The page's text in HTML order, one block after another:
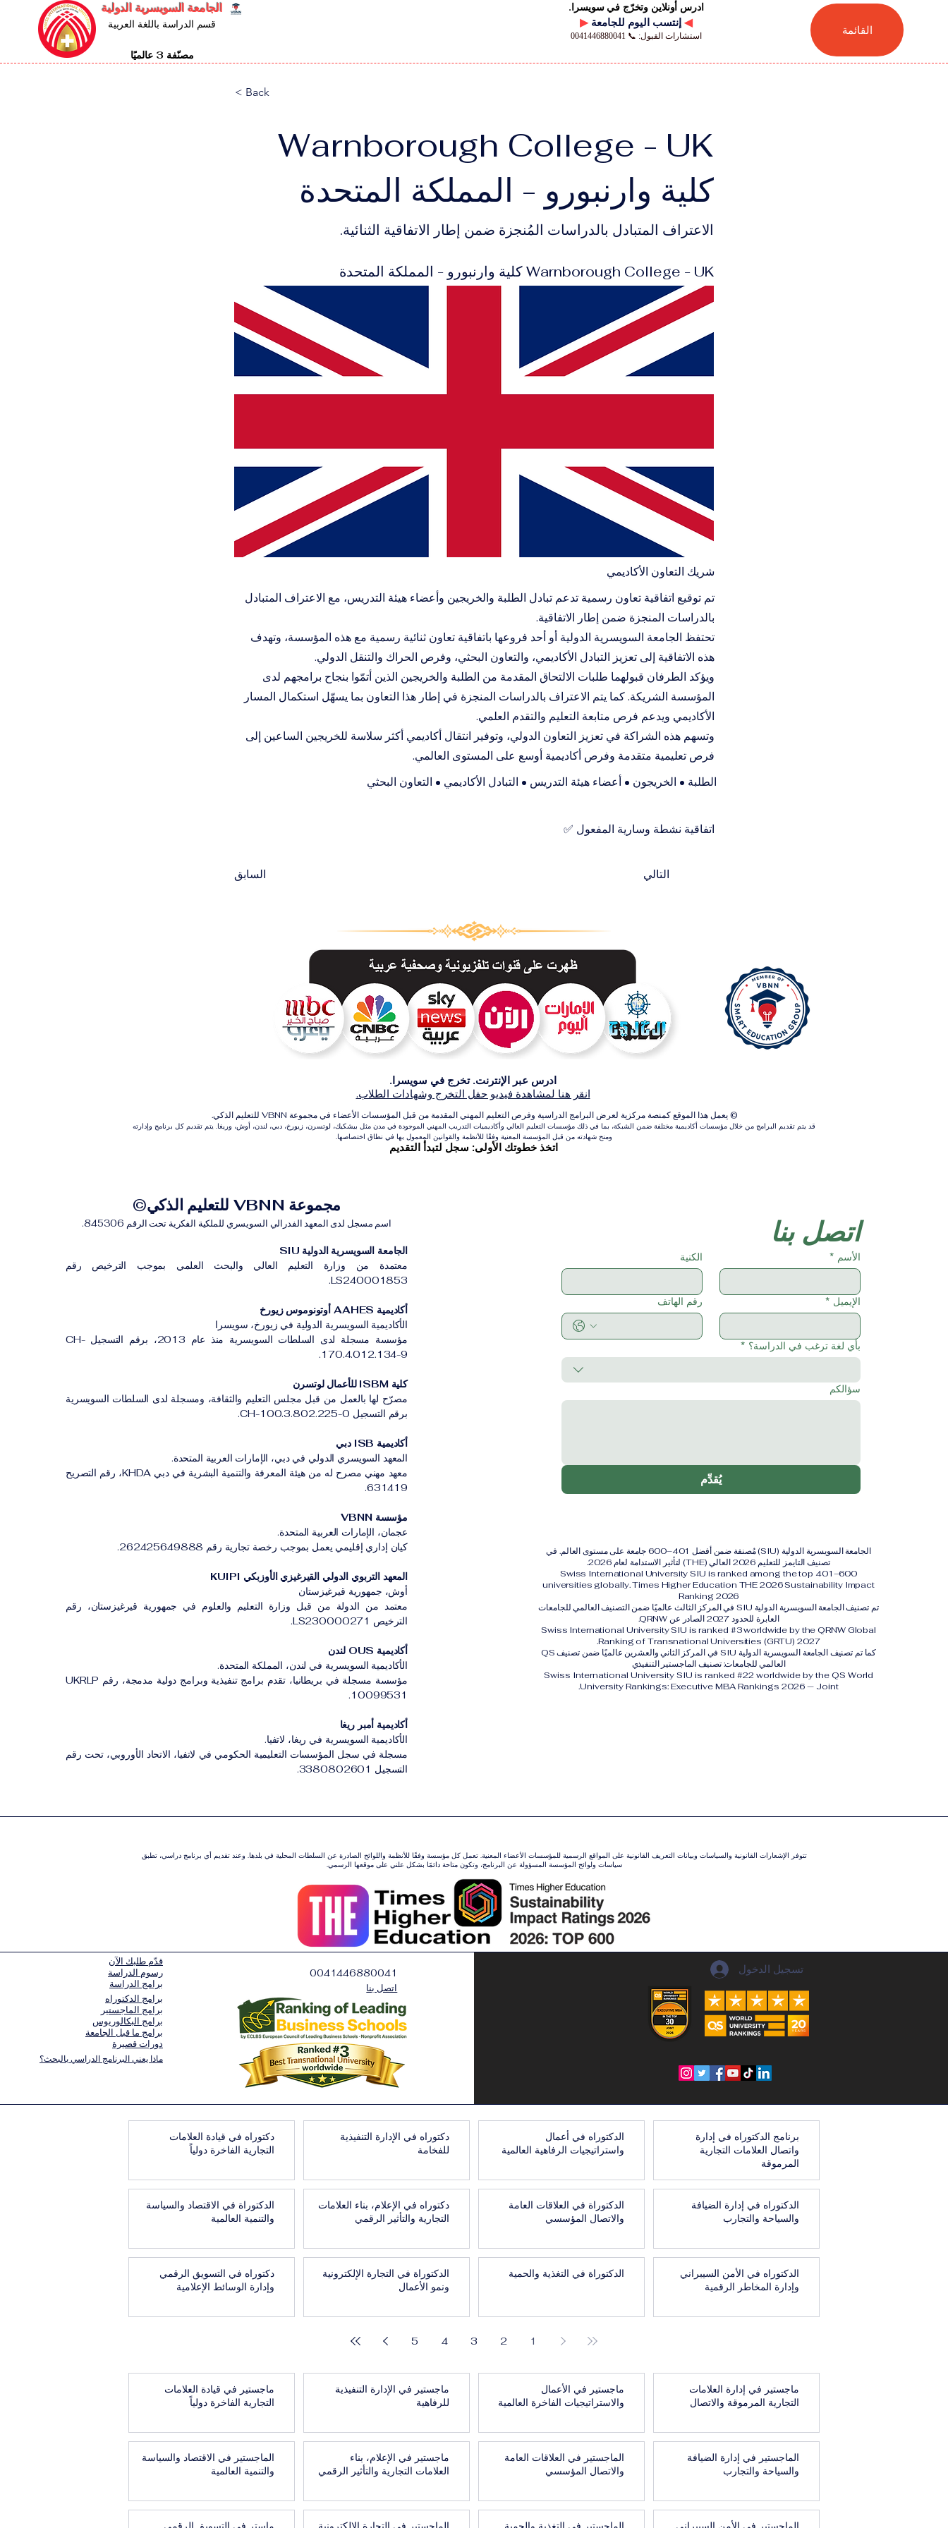
الجامعة السويسرية الدولية
قسم الدراسة باللغة العربية
مصنّفة 3 عالميًا
ادرس أونلاين وتخرّج في سويسرا.
▶ ◀
استشارات القبول: 📞 0041446880041 القائمة
< Back
Warnborough College - UK
كلية وارنبورو - المملكة المتحدة
الاعتراف المتبادل بالدراسات المُنجزة ضمن إطار الاتفاقية الثنائية.
Warnborough College - UK كلية وارنبورو - المملكة المتحدة
شريك التعاون الأكاديمي
تم توقيع اتفاقية تعاون رسمية تدعم تبادل الطلبة والخريجين وأعضاء هيئة التدريس، مع الاعتراف المتبادل
بالدراسات المنجزة ضمن إطار الاتفاقية.
تحتفظ الجامعة السويسرية الدولية أو أحد فروعها باتفاقية تعاون ثنائية رسمية مع هذه المؤسسة، وتهدف
هذه الاتفاقية إلى تعزيز التبادل الأكاديمي، والتعاون البحثي، وفرص الحراك والتنقل الدولي.
ويؤكد الطرفان قبولهما طلبات الالتحاق المقدمة من الطلبة والخريجين الذين أتمّوا بنجاح برامجهم لدى
المؤسسة الشريكة. كما يتم الاعتراف بالدراسات المنجزة في إطار هذا التعاون بما يسهّل استكمال المسار
الأكاديمي ويدعم فرص متابعة التعليم والتقدم العلمي.
وتسهم هذه الشراكة في تعزيز التعاون الدولي، وتوفير انتقال أكاديمي أكثر سلاسة للخريجين الساعين إلى
فرص تعليمية متقدمة وفرص أكاديمية أوسع على المستوى العالمي.
الطلبة • الخريجون • أعضاء هيئة التدريس • التبادل الأكاديمي • التعاون البحثي
اتفاقية نشطة وسارية المفعول ✅
السابق التالي
ادرس عبر الإنترنت. تخرج في سويسرا.
انقر هنا لمشاهدة فيديو حفل التخرج وشهادات الطلاب.
© يعمل هذا الموقع كمنصة مركزية لعرض البرامج الدراسية وفرص التعليم المهني المقدمة من قبل المؤسسات الأعضاء في مجموعة VBNN للتعليم الذكي.
قد يتم تقديم البرامج من خلال مؤسسات أكاديمية مختلفة ضمن الشبكة، بما في ذلك مؤسسات التعليم العالي وأكاديميات التدريب المهني الموجودة في مدن مثل بيشكيك، لوتسرن، زيورخ، دبي، لندن، أوش، وريغا. يتم تقديم كل برنامج وإدارته
ومنح شهادته من قبل المؤسسة المعنية وفقًا للأنظمة والقوانين المعمول بها في نطاق اختصاصها.
اتخذ خطوتك الأولى: سجل لتبدأ التقديم
مجموعة VBNN للتعليم الذكي©
اسم مسجل لدى المعهد الفدرالي السويسري للملكية الفكرية تحت الرقم 845306.
الجامعة السويسرية الدولية SIU
معتمدة من وزارة التعليم العالي والبحث العلمي بموجب الترخيص رقم
LS240001853.
أكاديمية AAHES أوتونوموس زيورخ
الأكاديمية السويسرية الدولية في زيورخ، سويسرا
مؤسسة مسجلة لدى السلطات السويسرية منذ عام 2013، برقم التسجيل CH-
170.4.012.134-9.
كلية ISBM للأعمال لوتسرن
مصرّح لها بالعمل من قبل مجلس التعليم والثقافة، ومسجلة لدى السلطات السويسرية
برقم التسجيل CH-100.3.802.225-0.
أكاديمية ISB دبي
المعهد السويسري الدولي في دبي، الإمارات العربية المتحدة.
معهد مهني مصرح له من هيئة المعرفة والتنمية البشرية في دبي KHDA، رقم التصريح
631419.
مؤسسة VBNN
عجمان، الإمارات العربية المتحدة.
كيان إداري إقليمي يعمل بموجب رخصة تجارية رقم 262425649888.
المعهد التربوي الدولي القيرغيزي الأوزبكي KUIPI
أوش، جمهورية قيرغيزستان
معتمد من الدولة من قبل وزارة التعليم والعلوم في جمهورية قيرغيزستان، رقم
الترخيص LS230000271.
أكاديمية OUS لندن
الأكاديمية السويسرية في لندن، المملكة المتحدة.
مؤسسة مسجلة في بريطانيا، تقدم برامج تنفيذية وبرامج دولية مدمجة، رقم UKRLP
10099531.
أكاديمية أمبر ريغا
الأكاديمية السويسرية في ريغا، لاتفيا.
مسجلة في سجل المؤسسات التعليمية الحكومي في لاتفيا، الاتحاد الأوروبي، تحت رقم
التسجيل 3380802601.
اتصل بنا
الأسم * الكنية
الإيميل * رقم الهاتف
بأي لغة ترغب في الدراسة؟ *
سؤالكم
يُقدِّم
الجامعة السويسرية الدولية (SIU) مُصنفة ضمن أفضل 401–600 جامعة على مستوى العالم. في
تصنيف التايمز للتعليم 2026 العالي (THE) لتأثير الاستدامة لعام 2026.
Swiss International University SIU is ranked among the top 401–600
universities globally. Times Higher Education THE 2026 Sustainability Impact
Ranking 2026
تم تصنيف الجامعة السويسرية الدولية SIU في المركز الثالث عالميًا ضمن التصنيف العالمي للجامعات
العابرة للحدود 2027 الصادر عن QRNW.
Swiss International University SIU is ranked #3 worldwide by the QRNW Global
Ranking of Transnational Universities (GRTU) 2027.
كما تم تصنيف الجامعة السويسرية الدولية SIU في المركز الثاني والعشرين عالميًا ضمن تصنيف QS
العالمي للجامعات: تصنيف الماجستير التنفيذي
Swiss International University SIU is ranked #22 worldwide by the QS World
University Rankings: Executive MBA Rankings 2026 — Joint.
تتوفر الإشعارات القانونية والسياسات وبيانات التعريف القانونية على المواقع الرسمية للمؤسسات الأعضاء المعنية. تعمل كل مؤسسة وفقًا للأنظمة واللوائح الصادرة عن السلطات المحلية في بلدها. وعند تقديم أي برنامج دراسي، تطبق
سياسات ولوائح المؤسسة المسؤولة عن البرنامج، وتكون متاحة دائمًا بشكل علني على موقعها الرسمي.
قدّم طلبك الآن
رسوم الدراسة
برامج الدراسة
برامج الدكتوراه
برامج الماجستير
برامج البكالوريوس
برامج ما قبل الجامعة
دورات قصيرة
ماذا يعني البرنامج الدراسي بالبحث؟
0041446880041
اتصل بنا
تسجيل الدخول
برنامج الدكتوراه في إدارة
واتصال العلامات التجارية
المرموقة
الدكتوراه في أعمال
واستراتيجيات الرفاهية العالمية
دكتوراه في الإدارة التنفيذية
للفخامة
دكتوراه في قيادة العلامات
التجارية الفاخرة دولياً
الدكتوراه في إدارة الضيافة
والسياحة والتجارب
الدكتوراة في العلاقات العامة
والاتصال المؤسسي
دكتوراه في الإعلام، بناء العلامات
التجارية والتأثير الرقمي
الدكتوراة في الاقتصاد والسياسة
والتنمية العالمية
الدكتوراه في الأمن السيبراني
وإدارة المخاطر الرقمية
الدكتوراة في التغذية والحمية
الدكتوراة في التجارة الإلكترونية
ونمو الأعمال
دكتوراه في التسويق الرقمي
وإدارة الوسائط الإعلامية
1
2
3
4
5
ماجستير في إدارة العلامات
التجارية المرموقة والاتصال
ماجستير في الأعمال
والاستراتيجيات الفاخرة العالمية
ماجستير في الإدارة التنفيذية
للرفاهية
ماجستير في قيادة العلامات
التجارية الفاخرة دولياً
الماجستير في إدارة الضيافة
والسياحة والتجارب
الماجستير في العلاقات العامة
والاتصال المؤسسي
ماجستير في الإعلام، بناء
العلامات التجارية والتأثير الرقمي
الماجستير في الاقتصاد والسياسة
والتنمية العالمية